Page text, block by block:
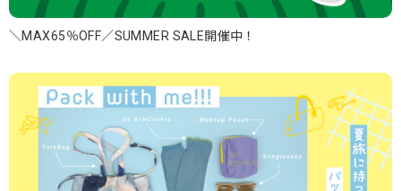
＼MAX65％OFF／SUMMER SALE開催中！